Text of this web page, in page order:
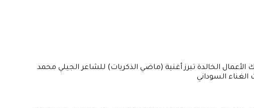
الخالدة تبرز أغنية (ماضي الذكريات) للشاعر الجيلي محمد
السوداني